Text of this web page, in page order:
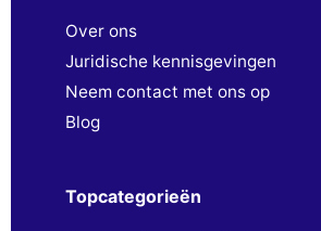
Over ons
Juridische kennisgevingen
Neem contact met ons op
Blog
Topcategorieën